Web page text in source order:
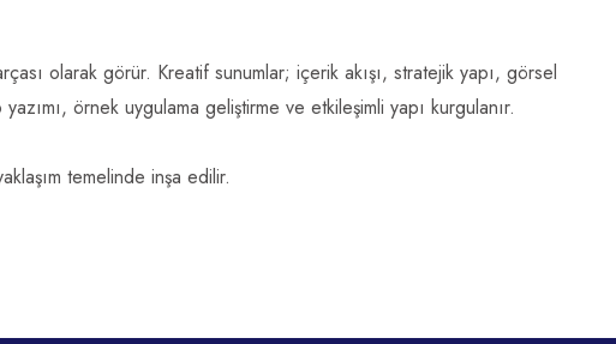
olarak görür. Kreatif sunumlar; içerik akışı, stratejik yapı, görsel
örnek uygulama geliştirme ve etkileşimli yapı kurgulanır.
temelinde inşa edilir.